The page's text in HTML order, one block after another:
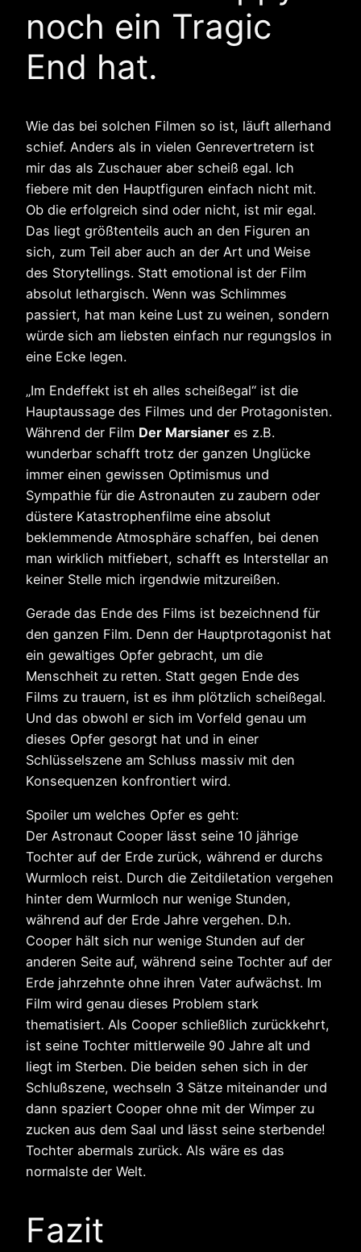
noch ein Tragic
End hat.
Wie das bei solchen Filmen so ist, läuft allerhand
schief. Anders als in vielen Genrevertretern ist
mir das als Zuschauer aber scheiß egal. Ich
fiebere mit den Hauptfiguren einfach nicht mit.
Ob die erfolgreich sind oder nicht, ist mir egal.
Das liegt größtenteils auch an den Figuren an
sich, zum Teil aber auch an der Art und Weise
des Storytellings. Statt emotional ist der Film
absolut lethargisch. Wenn was Schlimmes
passiert, hat man keine Lust zu weinen, sondern
würde sich am liebsten einfach nur regungslos in
eine Ecke legen.
„Im Endeffekt ist eh alles scheißegal“ ist die
Hauptaussage des Filmes und der Protagonisten.
Während der Film Der Marsianer es z.B.
wunderbar schafft trotz der ganzen Unglücke
immer einen gewissen Optimismus und
Sympathie für die Astronauten zu zaubern oder
düstere Katastrophenfilme eine absolut
beklemmende Atmosphäre schaffen, bei denen
man wirklich mitfiebert, schafft es Interstellar an
keiner Stelle mich irgendwie mitzureißen.
Gerade das Ende des Films ist bezeichnend für
den ganzen Film. Denn der Hauptprotagonist hat
ein gewaltiges Opfer gebracht, um die
Menschheit zu retten. Statt gegen Ende des
Films zu trauern, ist es ihm plötzlich scheißegal.
Und das obwohl er sich im Vorfeld genau um
dieses Opfer gesorgt hat und in einer
Schlüsselszene am Schluss massiv mit den
Konsequenzen konfrontiert wird.
Spoiler um welches Opfer es geht:
Der Astronaut Cooper lässt seine 10 jährige
Tochter auf der Erde zurück, während er durchs
Wurmloch reist. Durch die Zeitdiletation vergehen
hinter dem Wurmloch nur wenige Stunden,
während auf der Erde Jahre vergehen. D.h.
Cooper hält sich nur wenige Stunden auf der
anderen Seite auf, während seine Tochter auf der
Erde jahrzehnte ohne ihren Vater aufwächst. Im
Film wird genau dieses Problem stark
thematisiert. Als Cooper schließlich zurückkehrt,
ist seine Tochter mittlerweile 90 Jahre alt und
liegt im Sterben. Die beiden sehen sich in der
Schlußszene, wechseln 3 Sätze miteinander und
dann spaziert Cooper ohne mit der Wimper zu
zucken aus dem Saal und lässt seine sterbende!
Tochter abermals zurück. Als wäre es das
normalste der Welt.
Fazit